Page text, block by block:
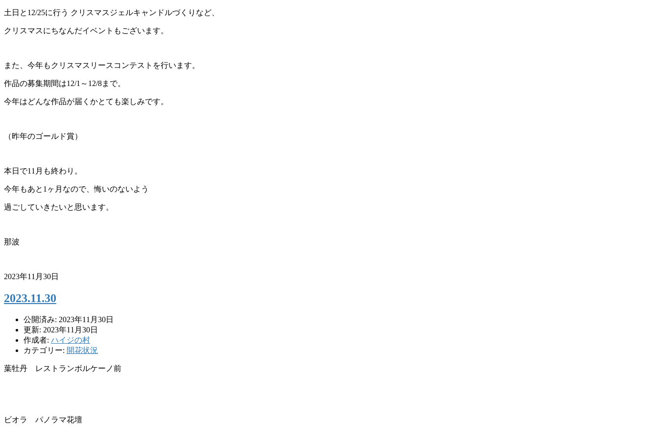
土日と12/25に行う クリスマスジェルキャンドルづくりなど、
クリスマスにちなんだイベントもございます。
また、今年もクリスマスリースコンテストを行います。
作品の募集期間は12/1～12/8まで。
今年はどんな作品が届くかとても楽しみです。
（昨年のゴールド賞）
本日で11月も終わり。
今年もあと1ヶ月なので、悔いのないよう
過ごしていきたいと思います。
那波
2023年11月30日
2023.11.30
公開済み: 2023年11月30日
更新: 2023年11月30日
作成者: ハイジの村
カテゴリー: 開花状況
葉牡丹 レストランボルケーノ前
ビオラ パノラマ花壇